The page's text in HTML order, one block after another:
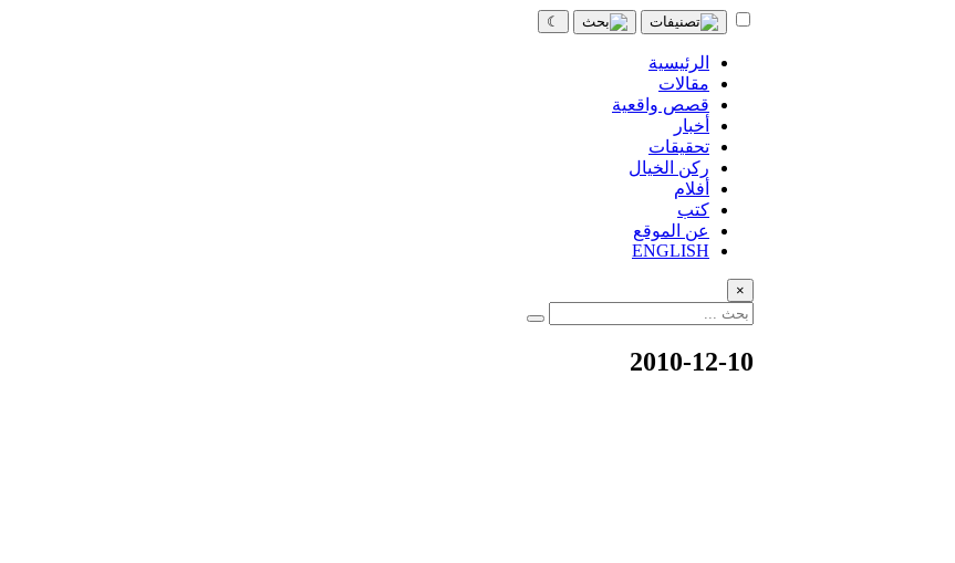
☾
الرئيسية
مقالات
قصص واقعية
أخبار
تحقيقات
ركن الخيال
أفلام
كتب
عن الموقع
ENGLISH
×
2010-12-10